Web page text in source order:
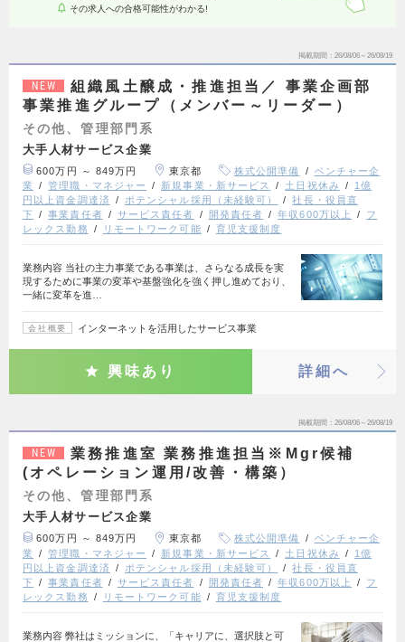
その求人への合格可能性がわかる!
掲載期間 26/08/06～26/08/19
NEW
組織風土醸成・推進担当／ 事業企画部
事業推進グループ（メンバー～リーダー）
その他、管理部門系
大手人材サービス企業
600万円 ～ 849万円 東京都 株式公開準備
ベンチャー企
業
管理職・マネジャー 新規事業・新サービス 土日祝休み
1億
円以上資金調達済
ポテンシャル採用（未経験可）
社長・役員直
下
事業責任者 サービス責任者 開発責任者 年収600万以上
フ
レックス勤務
リモートワーク可能 育児支援制度
業務内容 当社の主力事業である事業は、さらなる成長を実
現するために事業の変革や基盤強化を強く押し進めており、
一緒に変革を進…
会社概要 インターネットを活用したサービス事業
興味あり 詳細へ
掲載期間 26/08/06～26/08/19
NEW
業務推進室 業務推進担当※Mgr候補
(オペレーション運用/改善・構築）
その他、管理部門系
大手人材サービス企業
600万円 ～ 849万円 東京都 株式公開準備
ベンチャー企
業
管理職・マネジャー 新規事業・新サービス 土日祝休み
1億
円以上資金調達済
ポテンシャル採用（未経験可）
社長・役員直
下
事業責任者 サービス責任者 開発責任者 年収600万以上
フ
レックス勤務
リモートワーク可能 育児支援制度
業務内容 弊社はミッションに、「キャリアに、選択肢と可